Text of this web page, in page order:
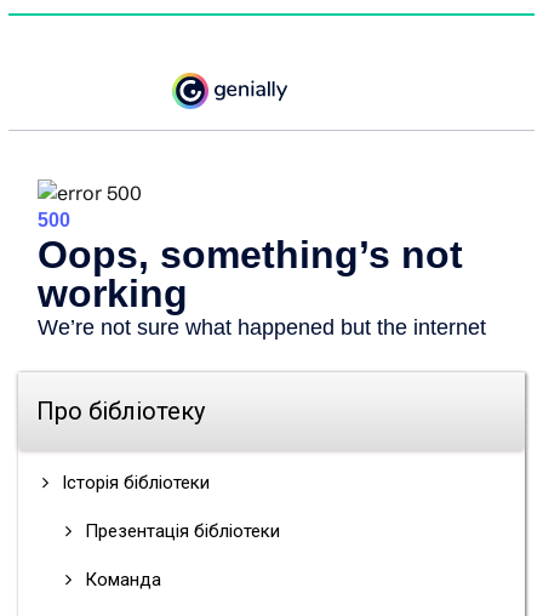
Про бібліотеку
Історія бібліотеки
Презентація бібліотеки
Команда